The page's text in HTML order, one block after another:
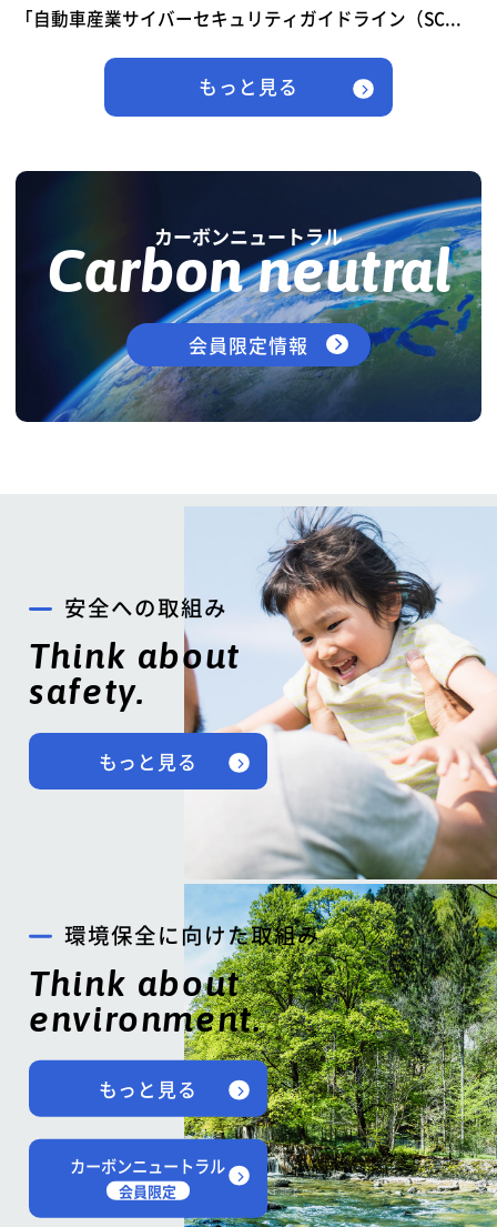
「自動車産業サイバーセキュリティガイドライン（SC...
もっと見る
カーボンニュートラル
Carbon neutral
会員限定情報
安全への取組み
Think about
safety.
もっと見る
環境保全に向けた取組み
Think about
environment.
もっと見る
カーボンニュートラル
会員限定